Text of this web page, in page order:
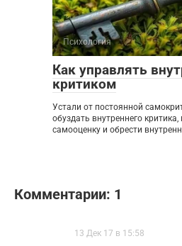
Психология
Как управлять
критиком
Устали от постоянной
обуздать внутреннего
самооценку и обрести
Комментарии: 1
13 Дек 17 в 15:58